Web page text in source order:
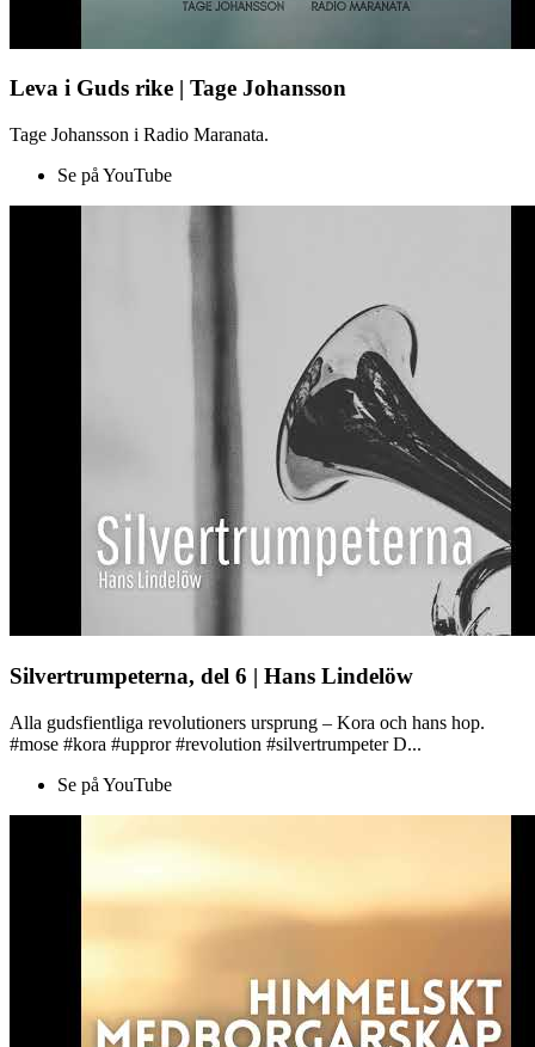
Leva i Guds rike | Tage Johansson
Tage Johansson i Radio Maranata.
Se på YouTube
Silvertrumpeterna, del 6 | Hans Lindelöw
Alla gudsfientliga revolutioners ursprung – Kora och hans hop.
#mose #kora #uppror #revolution #silvertrumpeter D...
Se på YouTube